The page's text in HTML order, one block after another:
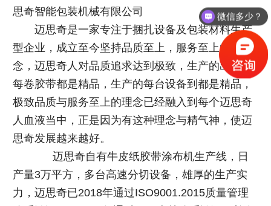
思奇智能包装机械有限公司
迈思奇是一家专注于捆扎设备及包装材料生产
型企业，成立至今坚持品质至上，服务至上的理
念，迈思奇人对品质追求达到极致，生产的出来的
每卷胶带都是精品，生产的每台设备到都是精品，
极致品质与服务至上的理念已经融入到每个迈思奇
人血液当中，正是因为有这种理念与精气神，使迈
思奇发展越来越好。
迈思奇自有牛皮纸胶带涂布机生产线，日
产量3万平方，多台高速分切设备，雄厚的生产实
力，迈思奇已2018年通过ISO9001.2015质量管理
微信多少？